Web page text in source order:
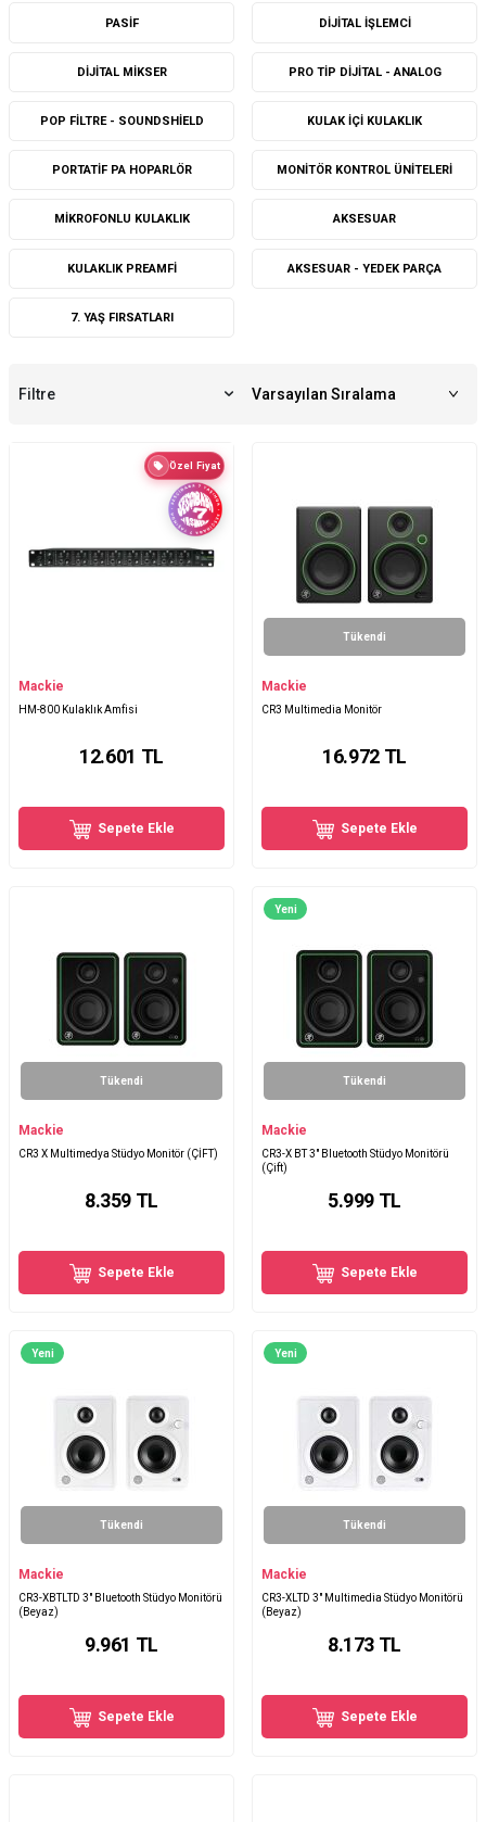
PASIF DIJITAL İŞLEMCI
DIJITAL MIKSER PRO TIP DIJITAL - ANALOG
POP FILTRE - SOUNDSHIELD KULAK IÇI KULAKLIK
PORTATIF PA HOPARLÖR MONITÖR KONTROL ÜNITELERI
MIKROFONLU KULAKLIK AKSESUAR
KULAKLIK PREAMFI AKSESUAR - YEDEK PARÇA
7. YAŞ FIRSATLARI
Filtre
Özel Fiyat
Mackie
HM-800 Kulaklık Amfisi
12.601 TL
Sepete Ekle
Tükendi
Mackie
CR3 Multimedia Monitör
16.972TL
Sepete Ekle
Tükendi
Mackie
CR3 X Multimedya Stüdyo Monitör (ÇİFT)
8.359 TL
Sepete Ekle
Yeni
Tükendi
Mackie
CR3-X BT 3" Bluetooth Stüdyo Monitörü
(Çift)
5.999 TL
Sepete Ekle
Yeni
Tükendi
Mackie
CR3-XBTLTD 3" Bluetooth Stüdyo Monitörü
(Beyaz)
9.961 TL
Sepete Ekle
Yeni
Tükendi
Mackie
CR3-XLTD 3" Multimedia Stüdyo Monitörü
(Beyaz)
8.173 TL
Sepete Ekle